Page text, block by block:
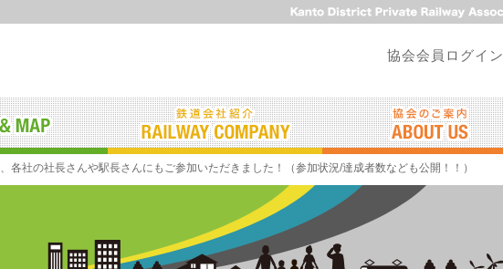
協会会員ログイン
各社の社長さんや駅長さんにもご参加いただきました！（参加状況/達成者数なども公開！！）